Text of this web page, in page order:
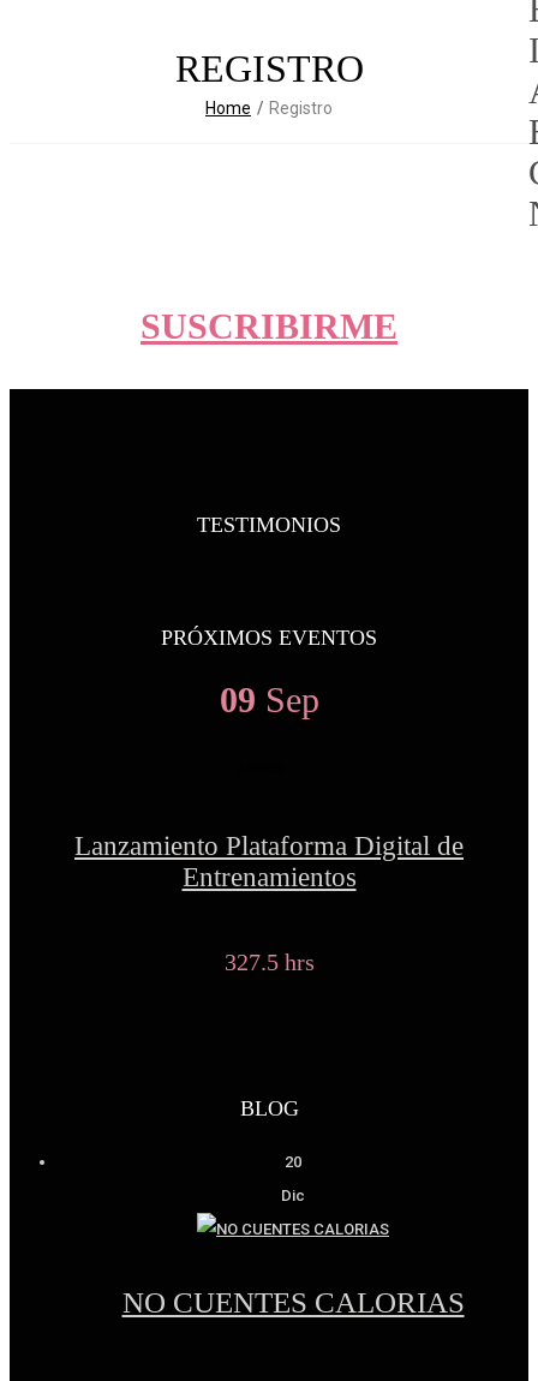
REGISTRO
Home Registro
SUSCRIBIRME
TESTIMONIOS
PRÓXIMOS EVENTOS
09 Sep
Lanzamiento Plataforma Digital de
Entrenamientos
327.5 hrs
BLOG
20
Dic
NO CUENTES CALORIAS